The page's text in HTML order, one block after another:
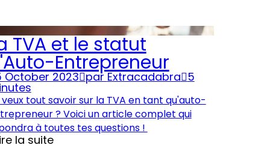
TVA et le statut
Entrepreneur
October 2023 parExtracadabra 5
veux tout savoir sur la TVA en tant qu'auto-
? Voici un article complet qui
à toutes tes questions !
la suite